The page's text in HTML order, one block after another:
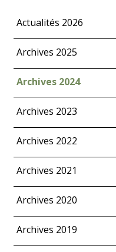
Actualités 2026
Archives 2025
Archives 2024
Archives 2023
Archives 2022
Archives 2021
Archives 2020
Archives 2019